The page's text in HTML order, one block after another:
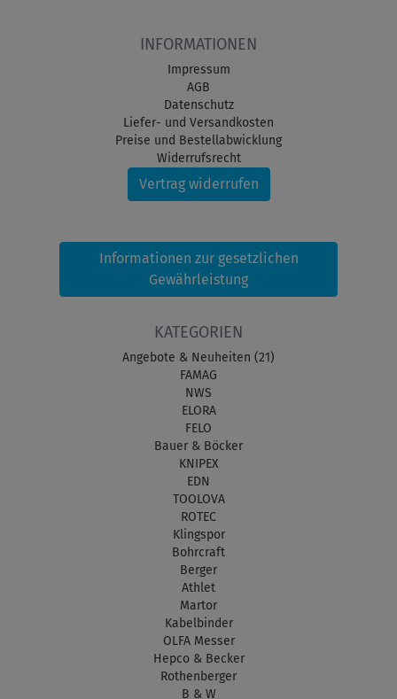
INFORMATIONEN
Impressum
AGB
Datenschutz
Liefer- und Versandkosten
Preise und Bestellabwicklung
Widerrufsrecht
Vertrag widerrufen
Informationen zur gesetzlichen
Gewährleistung
KATEGORIEN
Angebote & Neuheiten (21)
FAMAG
NWS
ELORA
FELO
Bauer & Böcker
KNIPEX
EDN
TOOLOVA
ROTEC
Klingspor
Bohrcraft
Berger
Athlet
Martor
Kabelbinder
OLFA Messer
Hepco & Becker
Rothenberger
B & W